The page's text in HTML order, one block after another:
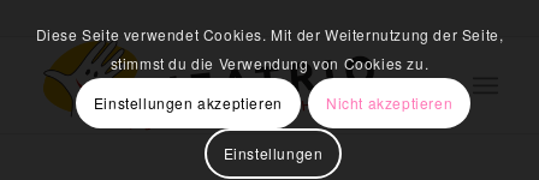
Diese Seite verwendet Cookies. Mit der Weiternutzung der Seite,
stimmst du die Verwendung von Cookies zu.
Einstellungen akzeptieren
Nicht akzeptieren
Einstellungen